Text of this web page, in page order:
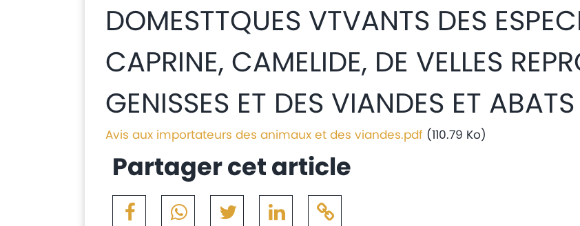
DOMESTTQUES VTVANTS DES
CAPRINE, CAMELIDE, DE VELLES
GENISSES ET DES VIANDES ET ABATS
Avis aux importateurs des animaux et des viandes.pdf (110.79 Ko)
Partager cet article